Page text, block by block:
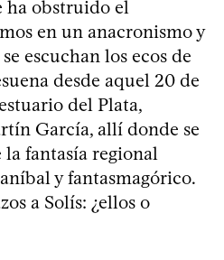
ha obstruido el
en un anacronismo y
escuchan los ecos de
desde aquel 20 de
del Plata,
García, allí donde se
fantasía regional
y fantasmagórico.
a Solís: ¿ellos o